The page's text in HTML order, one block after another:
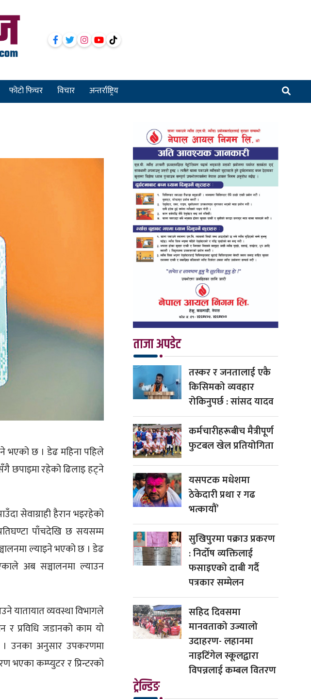
फोटो फिचर विचार अन्तर्राष्ट्रिय
भएको छ । डेढ महिना पहिले
छपाइमा रहेको ढिलाइ हट्ने
सेवाग्राही हैरान भइरहेको
पाँचदेखि छ सयसम्म
ल्याइने भएको छ । डेढ
अब सञ्चालनमा ल्याउन
यातायात व्यवस्था विभागले
प्रविधि जडानको काम यो
। उनका अनुसार उपकरणमा
भएका कम्प्युटर र प्रिन्टरको
ताजा अपडेट
तस्कर र जनतालाई एकै
किसिमको व्यवहार
रोकिनुपर्छ : सांसद यादव
कर्मचारीहरूबीच मैत्रीपूर्ण
फुटबल खेल प्रतियोगिता
यसपटक मधेशमा
ठेकेदारी प्रथा र गढ
भत्कायौं’
सुखिपुरमा पक्राउ प्रकरण
: निर्दोष व्यक्तिलाई
फसाइएको दाबी गर्दै
पत्रकार सम्मेलन
सहिद दिवसमा
मानवताको उज्यालो
उदाहरण- लहानमा
नाइटिंगेल स्कूलद्वारा
विपन्नलाई कम्बल वितरण
ट्रेन्डिङ